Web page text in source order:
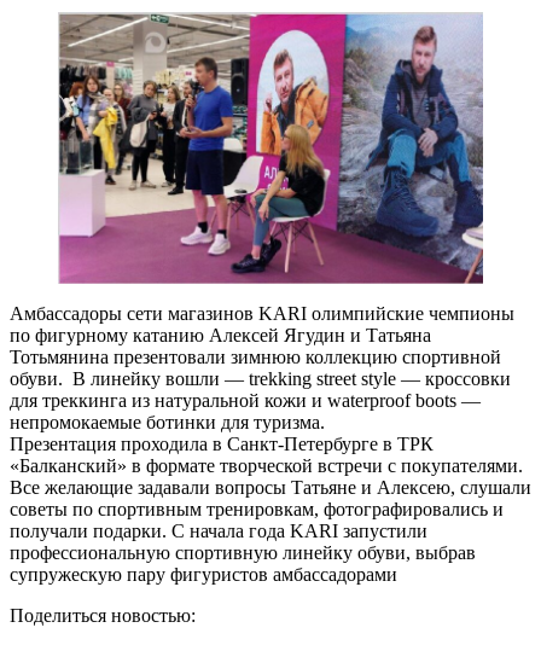
Амбассадоры сети магазинов KARI олимпийские чемпионы
по фигурному катанию Алексей Ягудин и Татьяна
Тотьмянина презентовали зимнюю коллекцию спортивной
обуви. В линейку вошли — trekking street style — кроссовки
для треккинга из натуральной кожи и waterproof boots —
непромокаемые ботинки для туризма.
Презентация проходила в Санкт-Петербурге в ТРК
«Балканский» в формате творческой встречи с покупателями.
Все желающие задавали вопросы Татьяне и Алексею, слушали
советы по спортивным тренировкам, фотографировались и
получали подарки. С начала года KARI запустили
профессиональную спортивную линейку обуви, выбрав
супружескую пару фигуристов амбассадорами
Поделиться новостью: